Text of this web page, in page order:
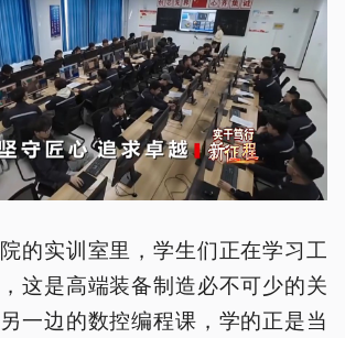
的实训室里，学生们正在学习工
这是高端装备制造必不可少的关
一边的数控编程课，学的正是当